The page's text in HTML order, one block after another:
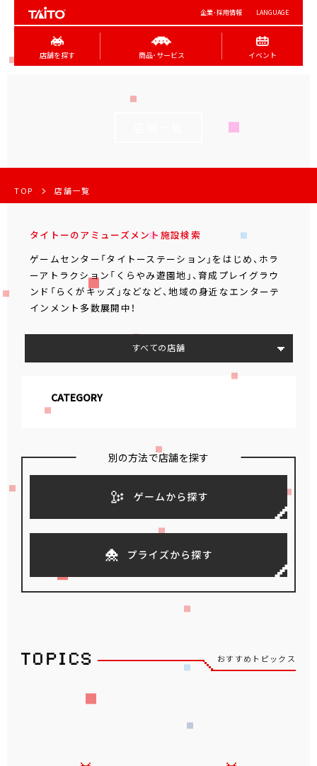
企業･採用情報 LANGUAGE
店舗を探す 商品･サービス イベント
TOP 店舗一覧
タイトーのアミューズメント施設検索
ゲームセンター「タイトーステーション」をはじめ、ホラ
ーアトラクション「くらやみ遊園地」、育成プレイグラウ
ンド「らくがキッズ」などなど、地域の身近なエンターテ
インメント多数展開中！
すべての店舗
CATEGORY
別の方法で店舗を探す
おすすめトピックス